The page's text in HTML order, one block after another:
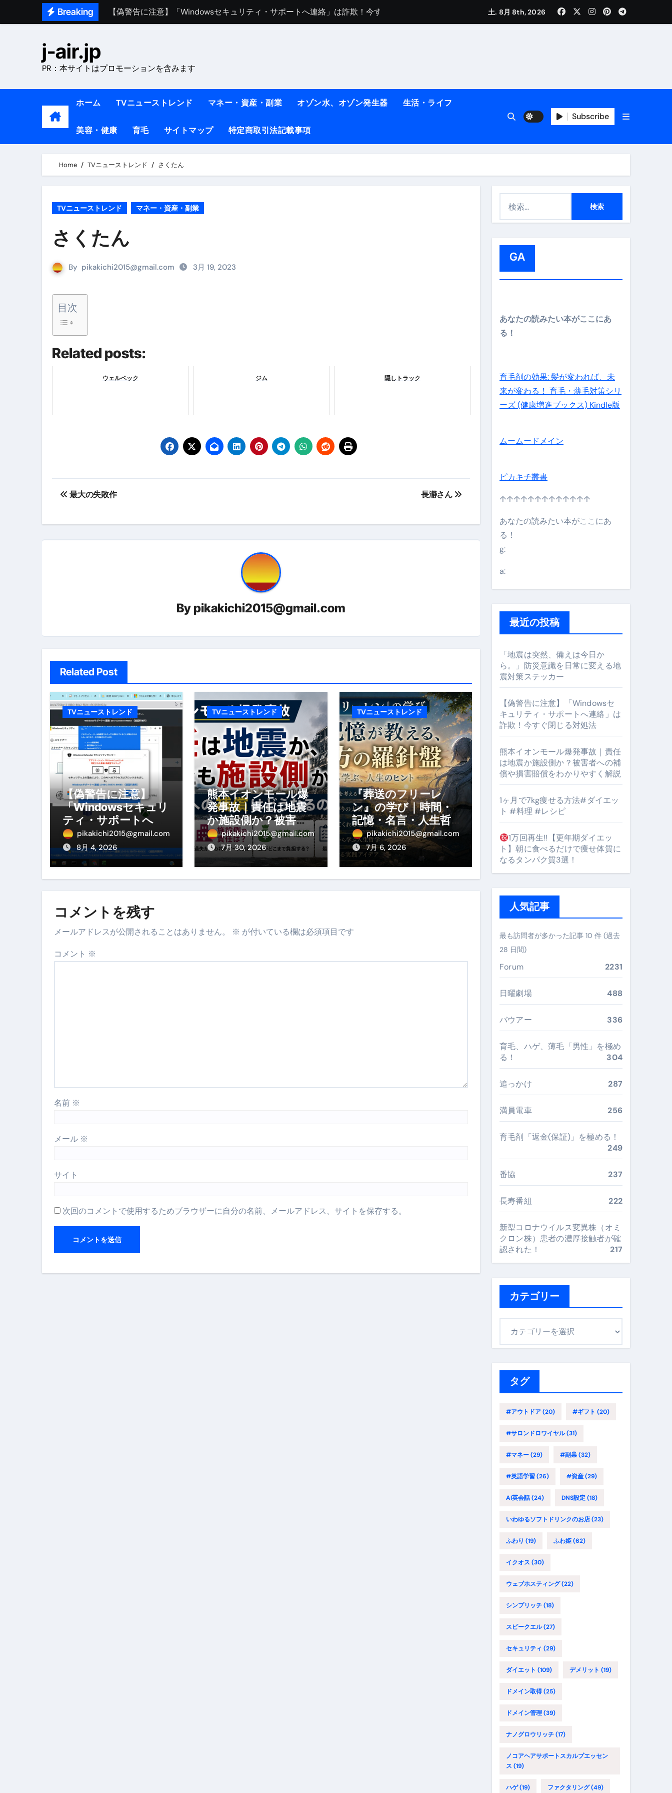
Breaking
熊本イオンモール爆発事故｜責任は地震か施設側か？被害者への補償や損害賠償をわかりやすく解説
【医者が教える】本当に痩せる薬はコレ！ #医療ダイエット
【医者が解説】このふくらはぎ痩せ本当に効果ある？ #エクササイズ
【美容】ダイエットに対する私の考え方と実践方法を解説します【健康】
【1日ダイエットルーティン】運動なしで2ヶ月で10kg減量した、私の痩せる9つの習慣 | レシピ付き | ダイエット中の食事
『葬送のフリーレン』の学び｜時間・記憶・名言・人生哲学から読み解く生き方
リサイクル業者の無料回収・無料査定は危険？情報収集との関係と見分け方を解説
青森県震度6とベネゼエラM7級地震の関連性は？
この動画は国にすぐ消されます。これが日本が残念な国になった理由です。国民は●●をしないとこの先さらに貧しくなります。【 竹花貴騎 切り抜き 会社員
意外にありえる？日経平均40000円を妄想シナリオ検証してみた！ズボラ株投資
【必見】融資受けるなら”コレ”を確実に取り組むべき！ #shorts
【PR】フリーランス必見！入金前の売上をすぐに現金で受け取る方法
個人事業主は銀行から融資を受けるとリスクが高い #shorts
【超高騰】爆上がりしたビットコインに695万円も投資してる営業39歳サラリーマン【2025年10月3日】 #bitcoin #全財産 #暗号資産
Q：借りた借金を返さなくていい場合ってありますか？#Shorts
【必見】もう営業電話は怖くない！初心者でも成果を出す電話の仕方はコレ！
フリーランス・個人事業主におすすめの資金調達4選
自己破産中に絶対にしてはダメなこと7選
体脂肪が落ちる朝食3選 #ダイエット
No.102 9割が勘違い 自己破産の真実
アーモンドを毎日食べたらどうなるの？①【30秒でわかる効果まとめ】#アーモンド #ダイエット #筋トレ #美容 #健康 #雑学 #ナレーター #小林将大
【ひろゆき】借金1億円あります 返済か、自己破産かひろゆきさんならどちらを選びますか？ #shorts
セラピストのための！美容、健康、ダイエットにとても重要な女性ホルモンと男性ホルモン
弁護士解説【詐欺被害】警察に行っても返金されません
5キロ痩せる簡単な方法
ムームードメイン 2月のおすすめドメイン特集- ビジネスの信用を築く――そのすべての起点となるのが独自ドメイン
FRONTIER スーパーセール2026 完全攻略ガイド 今こそ買い時！ゲーミングPC・高性能BTOを最安で手に入れる方法
なくす不安と消える恐怖をゼロにする時代へ Pebblebee × iMazing で完成する「究極のスマホ防衛システム」完全ガイド
【海外ツアー完全ガイド】アジア最安1万円台＆ハワイ朝食付き割引まで網羅 ― “失敗せずに選ぶ”実践大全
新春スペシャルセール完全ガイド：国内航空券＋ホテルが“セット割”で最安級！ スカイマーク／Peach／FDA／ソラシドエアを目的別に選ぶコツと、失敗し
何をするサイトか”が一目で伝わる。いま選ばれている新定番ドメイン
ブルーベリーを毎日食べたらどうなるの？②【30秒でわかる効果まとめ】#ダイエット #筋トレ #美容 #健康 #雑学 #ナレーター #小林将大
バナナを毎日食べたらどうなるの？①【30秒でわかる効果まとめ】#バナナ #ダイエット #筋トレ #美容 #健康 #雑学 #ナレーター #小林将大
【最新版】掛け布団の選び方“完全攻略”｜シンサレート・羽毛・人工羽毛・調温・吸湿発熱…あなたの寝室に最適解を出す快眠ガイド
【アシストステッパー】ハンドル付き・筋力アシスト・ツイスト・天然木まで徹底分類！室内で“足腰と体幹”を育てる選び方＆続け方ガイド
【2026年最新保存版】エアトリ超新春セール＆セット割完全攻略ガイド｜海外・国内旅行を最安値で実現する究極の旅術
「3秒で整う、新しい栄養補給」 飲むミスト（IN MIST）とは何か──「飲む」という行為を再定義する新しいサプリ体験
クリスマスの魔法で、心と未来を彩る方法――「ただのイベント」を一生の思い出に変える完全ガイドブック
磁気ネックレスは「首に着けるだけ」じゃない。日常の“重だるさ”を軽くする選択肢
【最新】手袋の選び方 完全ガイド｜スマホ対応・防寒・撥水・作業用（ニトリル/ビニール）まで目的別に失敗しない
電気カミソリ完全ガイド｜深剃り・肌へのやさしさ・防水・充電方式まで失敗しない選び方
補聴器の選び方 完全ガイド｜集音器との違い・タイプ別比較・価格の考え方・失敗しないチェックリスト（高齢者にも）
失敗しない「爪切り」完全ガイド：高級クリッパー・ニッパー・電動まで、硬い爪／巻き爪／飛び散り対策の選び方
土. 8月 8th, 2026
j-air.jp
PR：本サイトはプロモーションを含みます
ホーム TVニューストレンド マネー・資産・副業 オゾン水、オゾン発生器 生活・ライフ
美容・健康 育毛 サイトマップ 特定商取引法記載事項
Subscribe
Home TVニューストレンド さくたん
TVニューストレンド マネー・資産・副業
さくたん
By pikakichi2015@gmail.com 3月 19, 2023
目次
Related posts:
ウェルベック ジム 隠しトラック
投
ナ
ョ
最大の失敗作 長瀞さん
By pikakichi2015@gmail.com
Related Post
TVニューストレンド
【偽警告に注意】
「Windowsセキュリ
ティ・サポートへ連
絡」は詐欺！今すぐ
閉じる対処法
pikakichi2015@gmail.com
8月 4, 2026
TVニューストレンド
熊本イオンモール爆
発事故｜責任は地震
か施設側か？被害者
への補償や損害賠償
をわかりやすく解説
pikakichi2015@gmail.com
7月 30, 2026
TVニューストレンド
『葬送のフリーレ
ン』の学び｜時間・
記憶・名言・人生哲
学から読み解く生き
方
pikakichi2015@gmail.com
7月 6, 2026
コメントを残す
メールアドレスが公開されることはありません。 ※ が付いている欄は必須項目です
コメント ※
名前 ※
メール ※
サイト
次回のコメントで使用するためブラウザーに自分の名前、メールアドレス、サイトを保存する。
GA
あなたの読みたい本がここにあ
る！
育毛剤の効果: 髪が変われば、未
来が変わる！ 育毛・薄毛対策シリ
ーズ (健康増進ブックス) Kindle版
ムームードメイン
ピカキチ叢書
↑↑↑↑↑↑↑↑↑↑↑↑↑
あなたの読みたい本がここにあ
る！
g:
a:
最近の投稿
「地震は突然、備えは今日か
ら。」防災意識を日常に変える地
震対策ステッカー
【偽警告に注意】「Windowsセ
キュリティ・サポートへ連絡」は
詐欺！今すぐ閉じる対処法
熊本イオンモール爆発事故｜責任
は地震か施設側か？被害者への補
償や損害賠償をわかりやすく解説
1ヶ月で7kg痩せる方法#ダイエッ
ト #料理 #レシピ
1万回再生!!【更年期ダイエッ
ト】朝に食べるだけで痩せ体質に
なるタンパク質3選！
人気記事
最も訪問者が多かった記事 10 件 (過去
28 日間)
Forum 2231
日曜劇場 488
バウアー 336
育毛、ハゲ、薄毛「男性」を極め
る！
304
追っかけ 287
満員電車 256
育毛剤「返金(保証)」を極める！
249
番協 237
長寿番組 222
新型コロナウイルス変異株（オミ
クロン株）患者の濃厚接触者が確
認された！
217
カテゴリー
タグ
#アウトドア(20) #ギフト (20)
#サロンドロワイヤル(31)
#マネー(29) #副業(32)
#英語学習(26) #資産(29)
AI英会話(24) DNS設定(18)
いわゆるソフトドリンクのお店(23)
ふわり (19) ふわ姫(62)
イクオス (30)
ウェブホスティング(22)
シンプリッチ(18)
スピークエル(27)
セキュリティ (29)
ダイエット (109) デメリット (19)
ドメイン取得(25)
ドメイン管理(39)
ナノグロウリッチ(17)
ノコアヘアサポートスカルプエッセン
ス (19)
ハゲ(19) ファクタリング(49)